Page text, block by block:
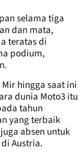
selama tiga
dan mata,
teratas di
podium,
hingga saat ini
dunia Moto3 itu
tahun
yang terbaik
absen untuk
Austria.